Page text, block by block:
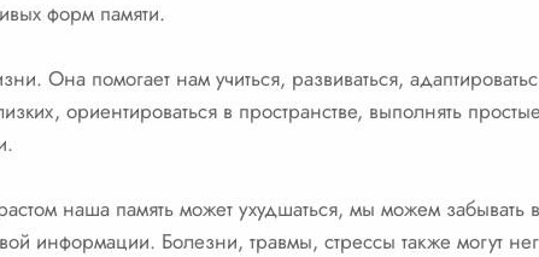
форм памяти.
Она помогает нам учиться, развиваться,
ориентироваться в пространстве, выполнять
наша память может ухудшаться, мы можем
информации. Болезни, травмы, стрессы также могут